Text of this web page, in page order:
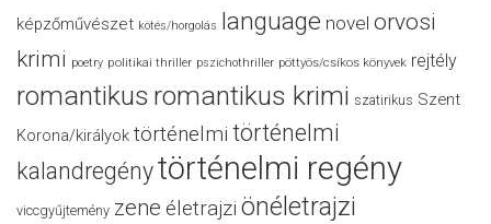
képzőművészet kötés/horgolás language novel orvosi
krimi poetry politikai thriller pszichothriller pöttyös/csíkos könyvek rejtély
romantikus romantikus krimi szatirikus Szent
Korona/királyok történelmi történelmi
kalandregénytörténelmi regény
viccgyűjtemény zene életrajzi önéletrajzi